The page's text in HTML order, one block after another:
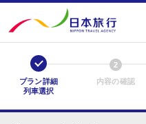
1
プラン詳細
列車選択
2
内容の確認